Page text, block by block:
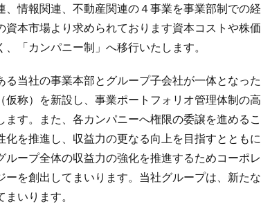
情報関連、不動産関連の４事業を事業部制での経
本市場より求められております資本コストや株価
「カンパニー制」へ移行いたします。
当社の事業本部とグループ子会社が一体となった
称）を新設し、事業ポートフォリオ管理体制の高
す。また、各カンパニーへ権限の委譲を進めるこ
を推進し、収益力の更なる向上を目指すとともに
ープ全体の収益力の強化を推進するためコーポレ
を創出してまいります。当社グループは、新たな
いります。